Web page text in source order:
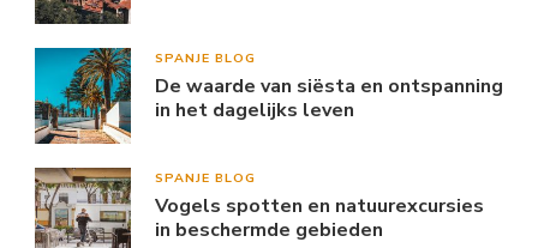
SPANJE BLOG
De waarde van siësta en ontspanning
in het dagelijks leven
SPANJE BLOG
Vogels spotten en natuurexcursies
in beschermde gebieden